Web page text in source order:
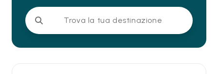
Trova la tua destinazione